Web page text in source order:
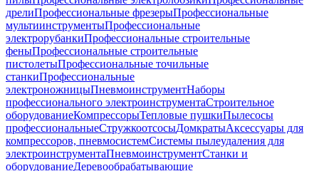
дрелиПрофессиональные фрезерыПрофессиональные
мультиинструментыПрофессиональные
электрорубанкиПрофессиональные строительные
феныПрофессиональные строительные
пистолетыПрофессиональные точильные
станкиПрофессиональные
электроножницыПневмоинструментНаборы
профессионального электроинструментаСтроительное
оборудованиеКомпрессорыТепловые пушкиПылесосы
профессиональныеСтружкоотсосыДомкратыАксессуары для
компрессоров, пневмосистемСистемы пылеудаления для
электроинструментаПневмоинструментСтанки и
оборудованиеДеревообрабатывающие